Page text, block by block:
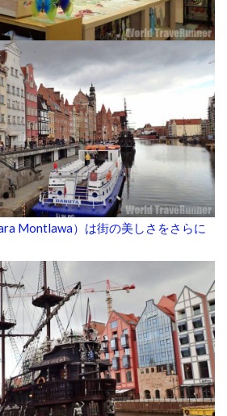
Montlawa）は街の美しさをさらに